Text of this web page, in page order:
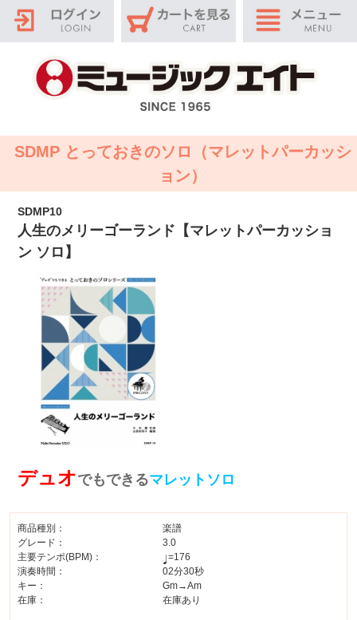
SDMP とっておきのソロ（マレットパーカッシ
ョン）
SDMP10
人生のメリーゴーランド【マレットパーカッショ
ン ソロ】
デュオでもできるマレットソロ
商品種別：
楽譜
グレード：
3.0
主要テンポ(BPM)：
=176
演奏時間：
02分30秒
キー：
Gm→Am
在庫：
在庫あり